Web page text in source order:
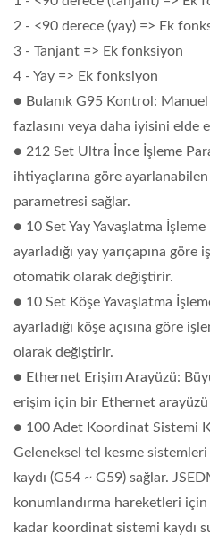
2 - <90 derece (yay) => Ek
3 - Tanjant => Ek fonksiyon
4 - Yay => Ek fonksiyon
● Bulanık G95 Kontrol: Manuel
fazlasını veya daha iyisini elde
● 212 Set Ultra İnce İşleme
ihtiyaçlarına göre
parametresi sağlar.
● 10 Set Yay Yavaşlatma
ayarladığı yay yarıçapına
otomatik olarak değiştirir.
● 10 Set Köşe Yavaşlatma
ayarladığı köşe açısına göre
olarak değiştirir.
● Ethernet Erişim Arayüzü:
erişim için bir Ethernet arayüzü
● 100 Adet Koordinat Sistemi
Geleneksel tel kesme
kaydı (G54 ~ G59) sağlar.
konumlandırma hareketleri
kadar koordinat sistemi kaydı